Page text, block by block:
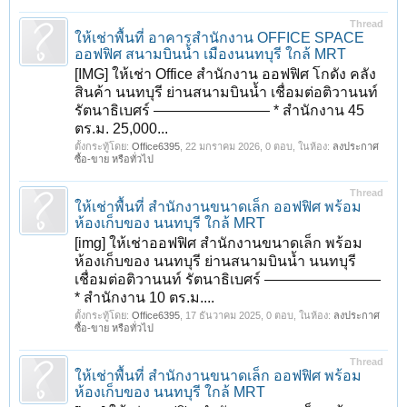
Thread
ให้เช่าพื้นที่ อาคารสำนักงาน OFFICE SPACE
ออฟฟิศ สนามบินน้ำ เมืองนนทบุรี ใกล้ MRT
[IMG] ให้เช่า Office สำนักงาน ออฟฟิศ โกดัง คลัง
สินค้า นนทบุรี ย่านสนามบินน้ำ เชื่อมต่อติวานนท์
รัตนาธิเบศร์ ———————— * สำนักงาน 45
ตร.ม. 25,000...
ตั้งกระทู้โดย: Office6395 22 มกราคม 2026 , 0 ตอบ, ในห้อง: ลงประกาศ
ซื้อ-ขาย หรือทั่วไป
Thread
ให้เช่าพื้นที่ สำนักงานขนาดเล็ก ออฟฟิศ พร้อม
ห้องเก็บของ นนทบุรี ใกล้ MRT
[img] ให้เช่าออฟฟิศ สำนักงานขนาดเล็ก พร้อม
ห้องเก็บของ นนทบุรี ย่านสนามบินน้ำ นนทบุรี
เชื่อมต่อติวานนท์ รัตนาธิเบศร์ ————————
* สำนักงาน 10 ตร.ม....
ตั้งกระทู้โดย: Office6395 17 ธันวาคม 2025 , 0 ตอบ, ในห้อง: ลงประกาศ
ซื้อ-ขาย หรือทั่วไป
Thread
ให้เช่าพื้นที่ สำนักงานขนาดเล็ก ออฟฟิศ พร้อม
ห้องเก็บของ นนทบุรี ใกล้ MRT